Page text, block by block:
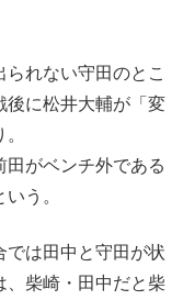
れない守田のとこ
後に松井大輔が「変
がベンチ外である
う。
では田中と守田が状
、柴崎・田中だと柴